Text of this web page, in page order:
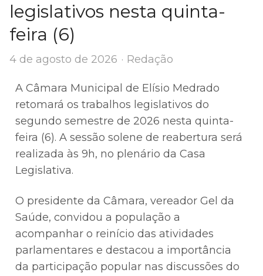
legislativos nesta quinta-
feira (6)
4 de agosto de 2026 Author
Redação
A Câmara Municipal de Elísio Medrado
retomará os trabalhos legislativos do
segundo semestre de 2026 nesta quinta-
feira (6). A sessão solene de reabertura será
realizada às 9h, no plenário da Casa
Legislativa.
O presidente da Câmara, vereador Gel da
Saúde, convidou a população a
acompanhar o reinício das atividades
parlamentares e destacou a importância
da participação popular nas discussões do